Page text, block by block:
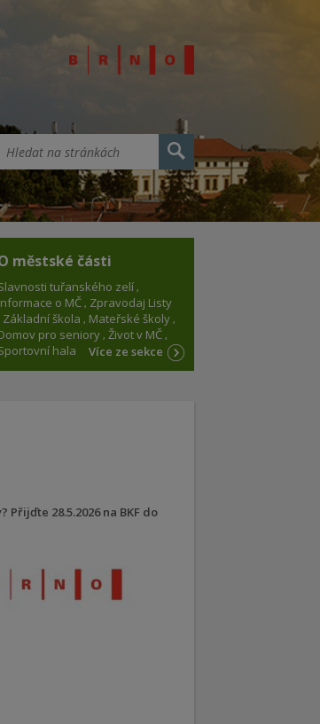
městské části
tuřanského zelí
o MČ Zpravodaj Listy
Základní škola
Mateřské školy
pro seniory Život v MČ
hala
Více ze sekce
28.5.2026 na BKF do